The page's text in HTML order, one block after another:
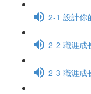
2-1 設計你
2-2 職涯成
2-3 職涯成